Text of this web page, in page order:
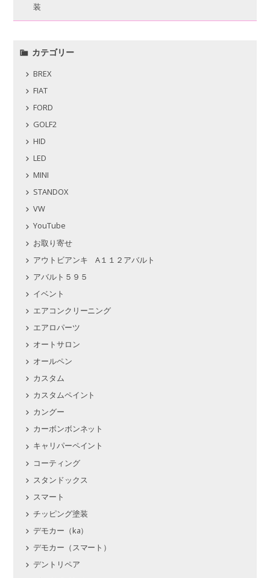
装
カテゴリー
BREX
FIAT
FORD
GOLF2
HID
LED
MINI
STANDOX
VW
YouTube
お取り寄せ
アウトビアンキ A１１２アバルト
アバルト５９５
イベント
エアコンクリーニング
エアロパーツ
オートサロン
オールペン
カスタム
カスタムペイント
カングー
カーボンボンネット
キャリパーペイント
コーティング
スタンドックス
スマート
チッピング塗装
デモカー（ka）
デモカー（スマート）
デントリペア